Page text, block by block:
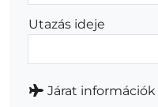
Utazás ideje
Járat információk